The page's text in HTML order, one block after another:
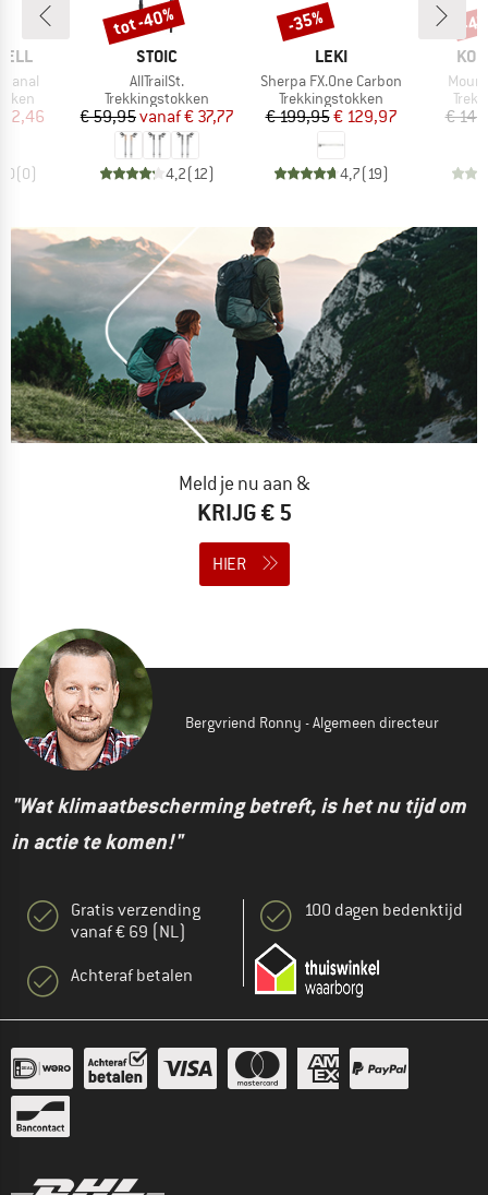
prijs
(0)
MERK
STOIC
Artikel
AllTrailSt.
Productgroep
Trekkingstokken
Prijs
€ 59,95 Verlaagde prijs
vanaf€ 37,77
4,2(12)
Korting
tot -40%
MERK
LEKI
Artikel
Sherpa FX.One Carbon
Productgroep
Trekkingstokken
Prijs
€ 199,95Verlaagde prijs
€ 129,97
4,7(19)
Korting
-35%
Artikel
€
-
Meld je nu aan &
KRIJG € 5
HIER
Bergvriend Ronny - Algemeen directeur
"Wat klimaatbescherming betreft, is het nu tijd om
in actie te komen!"
Gratis verzending
vanaf € 69 (NL)
Achteraf betalen
100 dagen bedenktijd